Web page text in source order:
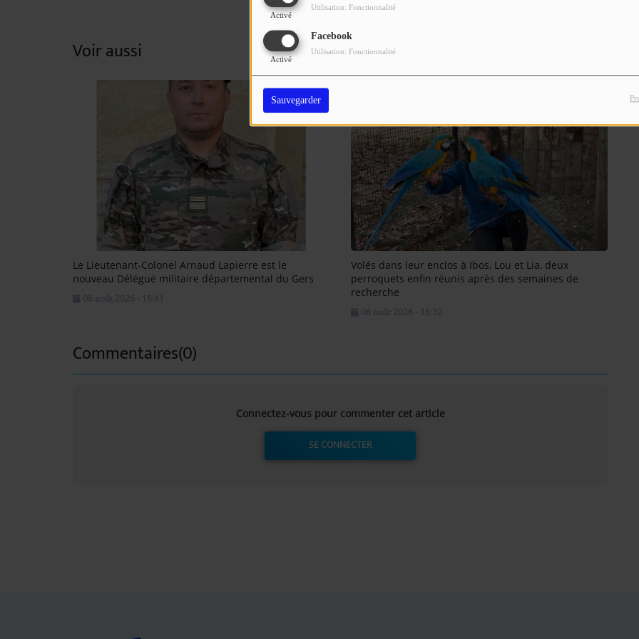
Activé
Utilisation: Fonctionnalité
Facebook
Activé
Utilisation: Fonctionnalité
Sauvegarder
Voir aussi
Le Lieutenant-Colonel Arnaud Lapierre est le
nouveau Délégué militaire départemental du Gers
Volés dans leur enclos à Ibos, Lou et Lia, deux
perroquets enfin réunis après des semaines de
recherche
Commentaires(0)
Connectez-vous pour commenter cet article
SE CONNECTER